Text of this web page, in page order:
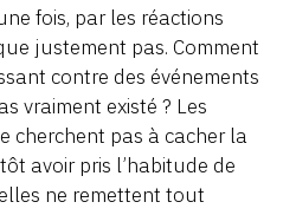
fois, par les réactions
justement pas. Comment
contre des événements
vraiment existé ? Les
cherchent pas à cacher la
avoir pris l’habitude de
ne remettent tout